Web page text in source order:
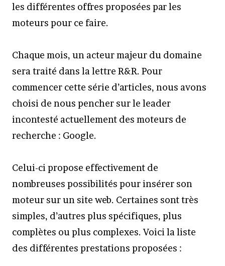
les différentes offres proposées par les
moteurs pour ce faire.
Chaque mois, un acteur majeur du domaine
sera traité dans la lettre R&R. Pour
commencer cette série d’articles, nous avons
choisi de nous pencher sur le leader
incontesté actuellement des moteurs de
recherche : Google.
Celui-ci propose effectivement de
nombreuses possibilités pour insérer son
moteur sur un site web. Certaines sont très
simples, d’autres plus spécifiques, plus
complètes ou plus complexes. Voici la liste
des différentes prestations proposées :